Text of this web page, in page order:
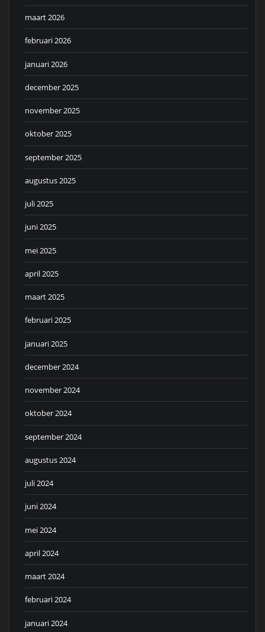
maart 2026
februari 2026
januari 2026
december 2025
november 2025
oktober 2025
september 2025
augustus 2025
juli 2025
juni 2025
mei 2025
april 2025
maart 2025
februari 2025
januari 2025
december 2024
november 2024
oktober 2024
september 2024
augustus 2024
juli 2024
juni 2024
mei 2024
april 2024
maart 2024
februari 2024
januari 2024